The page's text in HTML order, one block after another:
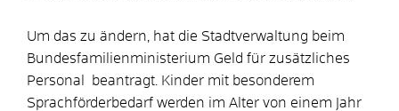
Um das zu ändern, hat die Stadtverwaltung beim
Bundesfamilienministerium Geld für zusätzliches
Personal beantragt. Kinder mit besonderem
Sprachförderbedarf werden im Alter von einem Jahr